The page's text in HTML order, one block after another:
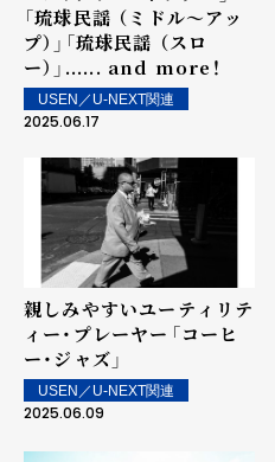
「琉球民謡 （ミドル～アッ
プ）」「琉球民謡 （スロ
ー）」...... and more！
USEN／U-NEXT関連
2025.06.17
親しみやすいユーティリテ
ィー・プレーヤー――「コーヒ
ー・ジャズ」
USEN／U-NEXT関連
2025.06.09